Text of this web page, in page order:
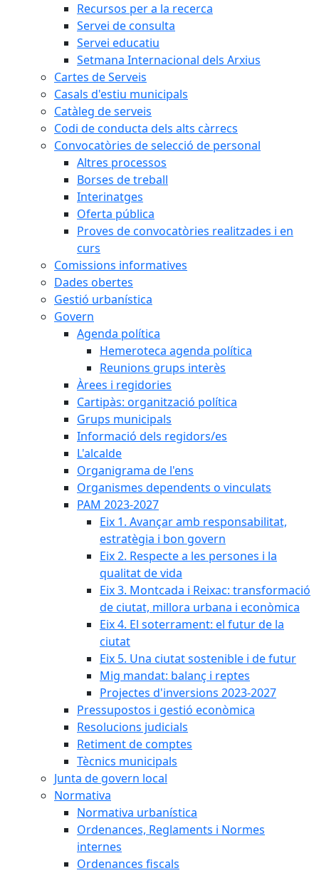
Recursos per a la recerca
Servei de consulta
Servei educatiu
Setmana Internacional dels Arxius
Cartes de Serveis
Casals d'estiu municipals
Catàleg de serveis
Codi de conducta dels alts càrrecs
Convocatòries de selecció de personal
Altres processos
Borses de treball
Interinatges
Oferta pública
Proves de convocatòries realitzades i en
curs
Comissions informatives
Dades obertes
Gestió urbanística
Govern
Agenda política
Hemeroteca agenda política
Reunions grups interès
Àrees i regidories
Cartipàs: organització política
Grups municipals
Informació dels regidors/es
L'alcalde
Organigrama de l'ens
Organismes dependents o vinculats
PAM 2023-2027
Eix 1. Avançar amb responsabilitat,
estratègia i bon govern
Eix 2. Respecte a les persones i la
qualitat de vida
Eix 3. Montcada i Reixac: transformació
de ciutat, millora urbana i econòmica
Eix 4. El soterrament: el futur de la
ciutat
Eix 5. Una ciutat sostenible i de futur
Mig mandat: balanç i reptes
Projectes d'inversions 2023-2027
Pressupostos i gestió econòmica
Resolucions judicials
Retiment de comptes
Tècnics municipals
Junta de govern local
Normativa
Normativa urbanística
Ordenances, Reglaments i Normes
internes
Ordenances fiscals